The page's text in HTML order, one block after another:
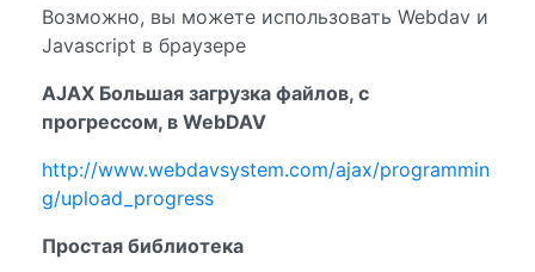
Возможно, вы можете использовать Webdav и
Javascript в браузере
AJAX Большая загрузка файлов, с
прогрессом, в WebDAV
http://www.webdavsystem.com/ajax/programmin
g/upload_progress
Простая библиотека